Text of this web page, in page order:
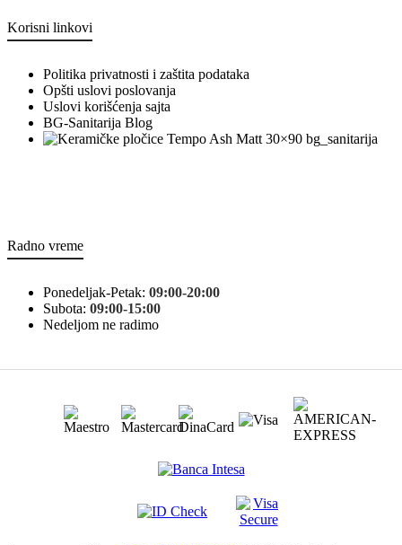
Korisni linkovi
Politika privatnosti i zaštita podataka
Opšti uslovi poslovanja
Uslovi korišćenja sajta
BG-Sanitarija Blog
bg_sanitarija
Radno vreme
Ponedeljak-Petak: 09:00-20:00
Subota: 09:00-15:00
Nedeljom ne radimo